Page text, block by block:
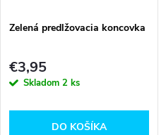
Zelená predlžovacia koncovka
€3,95
Skladom 2 ks
DO KOŠÍKA